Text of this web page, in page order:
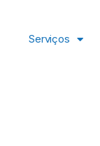
Serviços